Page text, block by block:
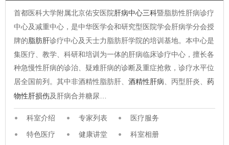
首都医科大学附属北京佑安医院肝病中心三科暨脂肪性肝病诊疗
中心及减重中心，是中华医学会和研究型医院学会肝病学分会授
牌的脂肪肝诊疗中心及天士力脂肪肝学院的培训基地。本中心是
集医疗、教学、科研和培训为一体的肝病临床诊疗中心，擅长各
种急慢性肝病的诊治、疑难肝病的诊断及重症抢救，诊疗水平位
居全国前列。其中非酒精性脂肪肝、 酒精性肝病 、丙型肝炎、 药
物性肝损伤及肝病合并糖尿…
科室介绍 专家列表
医疗服务
特色医疗
健康讲堂 科室相册